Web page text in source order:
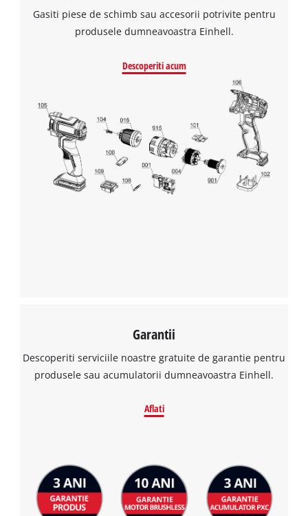
Avem nevoie de acordul dvs. pentru a
incarca serviciul Google Maps!
This content is not permitted to load due
to trackers that are not disclosed to the
visitor. The website owner needs to setup
Gasiti piese de schimb sau accesorii potrivite pentru
produsele dumneavoastra Einhell.
Descoperiti acum
Garantii
Descoperiti serviciile noastre gratuite de garantie pentru
produsele sau acumulatorii dumneavoastra Einhell.
Aflati